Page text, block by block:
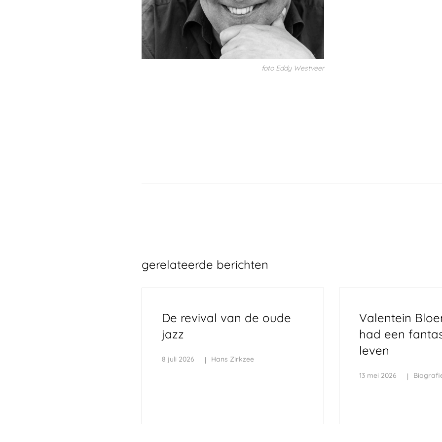
foto Eddy Westveer
gerelateerde berichten
De revival van de oude
jazz
8 juli 2026 Hans Zirkzee
Valentein
had een
leven
13 mei 2026